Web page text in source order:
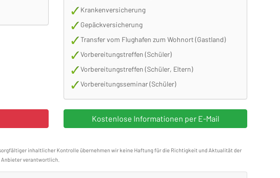
Krankenversicherung
Gepäckversicherung
Transfer vom Flughafen zum Wohnort (Gastland)
Vorbereitungstreffen (Schüler)
Vorbereitungstreffen (Schüler, Eltern)
Vorbereitungsseminar (Schüler)
inhaltlicher Kontrolle übernehmen wir keine Haftung für die Richtigkeit und Aktualität der
verantwortlich.